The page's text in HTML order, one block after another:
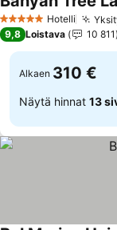
5 Tähtiluokitus
Hotelli
9,8 Loistava 10 811
Alkaen 310 €
Näytä hinnat 13